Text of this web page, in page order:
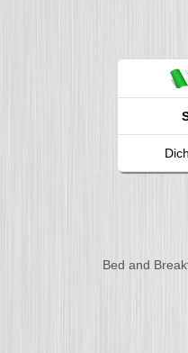
Bed and